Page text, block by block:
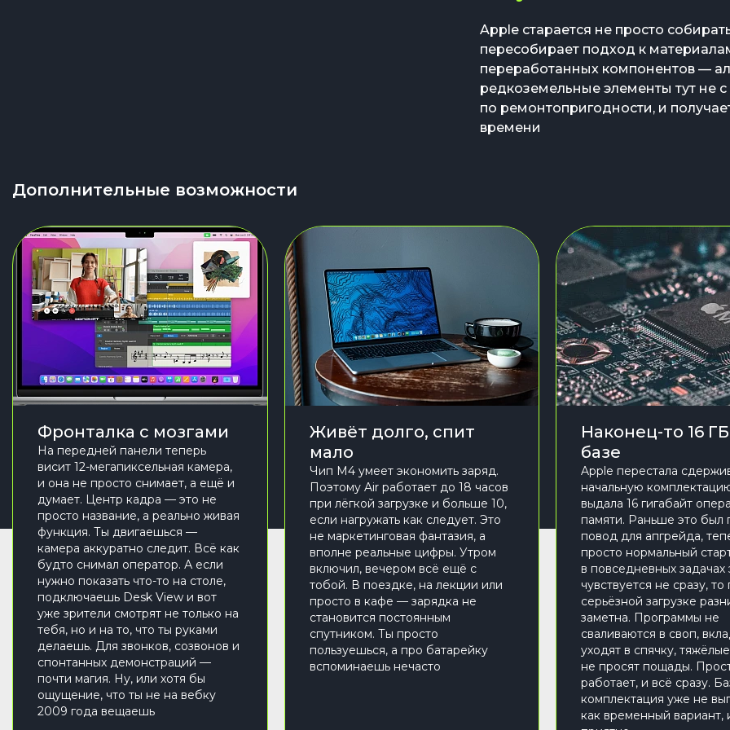
Apple старается не просто
пересобирает подход к
переработанных компонентов —
редкоземельные элементы тут не
по ремонтопригодности, и
времени
Дополнительные возможности
Фронталка с мозгами
На передней панели теперь
висит 12-мегапиксельная камера,
и она не просто снимает, а ещё и
думает. Центр кадра — это не
просто название, а реально живая
функция. Ты двигаешься —
камера аккуратно следит. Всё как
будто снимал оператор. А если
нужно показать что-то на столе,
подключаешь Desk View и вот
уже зрители смотрят не только на
тебя, но и на то, что ты руками
делаешь. Для звонков, созвонов и
спонтанных демонстраций —
почти магия. Ну, или хотя бы
ощущение, что ты не на вебку
2009 года вещаешь
Живёт долго, спит
мало
Чип M4 умеет экономить заряд.
Поэтому Air работает до 18 часов
при лёгкой загрузке и больше 10,
если нагружать как следует. Это
не маркетинговая фантазия, а
вполне реальные цифры. Утром
включил, вечером всё ещё с
тобой. В поездке, на лекции или
просто в кафе — зарядка не
становится постоянным
спутником. Ты просто
пользуешься, а про батарейку
вспоминаешь нечасто
Наконец-то 16
базе
Apple перестала
начальную
выдала 16 гигабайт
памяти. Раньше это был
повод для апгрейда,
просто нормальный
в повседневных задачах
чувствуется не сразу, то
серьёзной загрузке
заметна. Программы не
сваливаются в своп,
уходят в спячку,
не просят пощады.
работает, и всё сразу.
комплектация уже не
как временный вариант,